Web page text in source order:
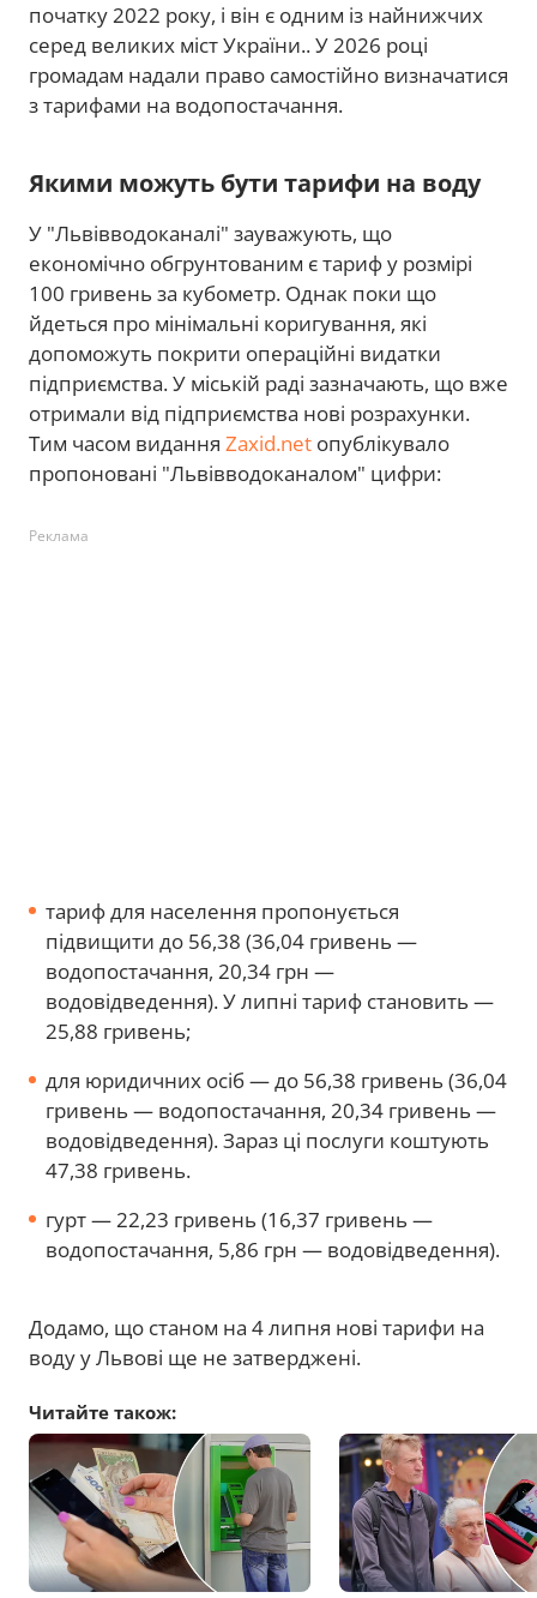
початку 2022 року, і він є одним із найнижчих
серед великих міст України.. У 2026 році
громадам надали право самостійно визначатися
з тарифами на водопостачання.
Якими можуть бути тарифи на воду
У "Львівводоканалі" зауважують, що
економічно обгрунтованим є тариф у розмірі
100 гривень за кубометр. Однак поки що
йдеться про мінімальні коригування, які
допоможуть покрити операційні видатки
підприємства. У міській раді зазначають, що вже
отримали від підприємства нові розрахунки.
Тим часом видання Zaxid.net опублікувало
пропоновані "Львівводоканалом" цифри:
Реклама
тариф для населення пропонується
підвищити до 56,38 (36,04 гривень —
водопостачання, 20,34 грн —
водовідведення). У липні тариф становить —
25,88 гривень;
для юридичних осіб — до 56,38 гривень (36,04
гривень — водопостачання, 20,34 гривень —
водовідведення). Зараз ці послуги коштують
47,38 гривень.
гурт — 22,23 гривень (16,37 гривень —
водопостачання, 5,86 грн — водовідведення).
Додамо, що станом на 4 липня нові тарифи на
воду у Львові ще не затверджені.
Читайте також: